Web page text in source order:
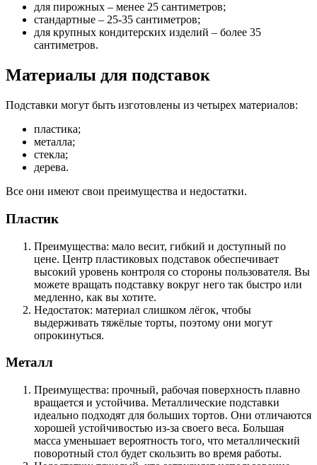
для пирожных – менее 25 сантиметров;
стандартные – 25-35 сантиметров;
для крупных кондитерских изделий – более 35
сантиметров.
Материалы для подставок
Подставки могут быть изготовлены из четырех материалов:
пластика;
металла;
стекла;
дерева.
Все они имеют свои преимущества и недостатки.
Пластик
Преимущества: мало весит, гибкий и доступный по
цене. Центр пластиковых подставок обеспечивает
высокий уровень контроля со стороны пользователя. Вы
можете вращать подставку вокруг него так быстро или
медленно, как вы хотите.
Недостаток: материал слишком лёгок, чтобы
выдерживать тяжёлые торты, поэтому они могут
опрокинуться.
Металл
Преимущества: прочный, рабочая поверхность плавно
вращается и устойчива. Металлические подставки
идеально подходят для больших тортов. Они отличаются
хорошей устойчивостью из-за своего веса. Большая
масса уменьшает вероятность того, что металлический
поворотный стол будет скользить во время работы.